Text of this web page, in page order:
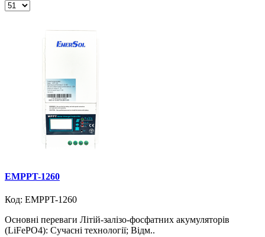
EMPPT-1260
Код: EMPPT-1260
Основні переваги Літій-залізо-фосфатних акумуляторів
(LiFePO4): Сучасні технології; Відм..